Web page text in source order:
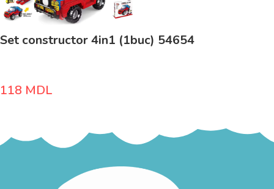
Set constructor 4in1 (1buc) 54654
118 MDL